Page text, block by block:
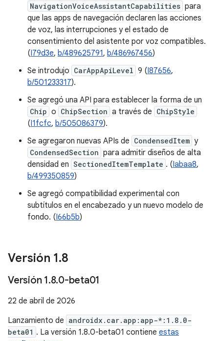
NavigationVoiceAssistantCapabilities para
que las apps de navegación declaren las acciones
de voz, las interrupciones y el estado de
consentimiento del asistente por voz compatibles.
(I79d3e, b/489625791, b/486967456)
Se introdujo CarAppApiLevel 9 (I87656,
b/501233317).
Se agregó una API para establecer la forma de un
Chip o ChipSection a través de ChipStyle
(I1fcfc, b/505086379).
Se agregaron nuevas APIs de CondensedItem y
CondensedSection para admitir diseños de alta
densidad en SectionedItemTemplate . (Iabaa8,
b/499350859)
Se agregó compatibilidad experimental con
subtítulos en el encabezado y un nuevo modelo de
fondo. (I66b5b)
Versión 1.8
Versión 1.8.0-beta01
22 de abril de 2026
Lanzamiento de androidx.car.app:app-*:1.8.0-
beta01 . La versión 1.8.0-beta01 contiene estas